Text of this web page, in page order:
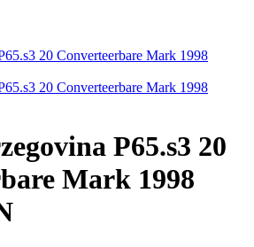
P65.s3 20
Mark 1998